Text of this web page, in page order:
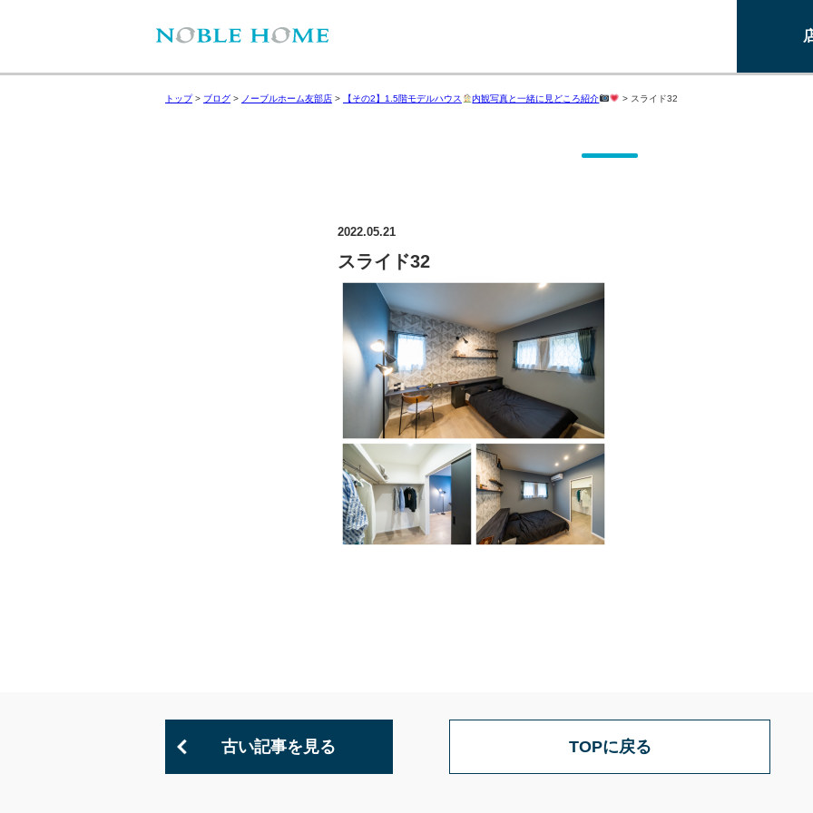
トップ> ブログ > ノーブルホーム友部店 > 【その2】1.5階モデルハウス 内観写真と一緒に見どころ紹介 > スライド32
2022.05.21
スライド32
古い記事を見る TOPに戻る